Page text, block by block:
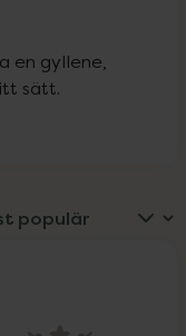
en gyllene,
sätt.